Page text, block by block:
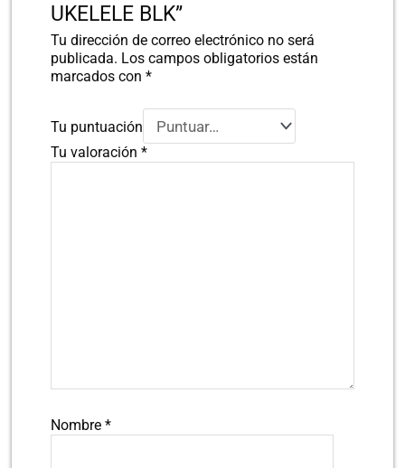
UKELELE BLK”
Tu dirección de correo electrónico no será
publicada. Los campos obligatorios están
marcados con*
Tu puntuación
Tu valoración*
Nombre*